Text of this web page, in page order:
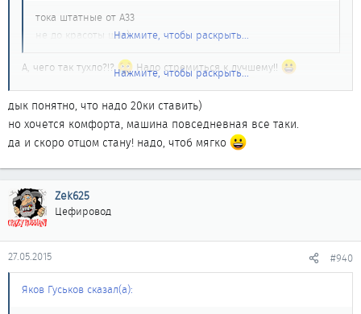
тока штатные от А33
не до красоты щас)Нажмите, чтобы раскрыть...
А, чего так тухло?!?
Надо стремиться к лучшему!!
Нажмите, чтобы раскрыть...
дык понятно, что надо 20ки ставить)
но хочется комфорта, машина повседневная все таки.
да и скоро отцом стану! надо, чтоб мягко
Zek625
Цефировод
27.05.2015 #940
Яков Гуськов сказал(а):